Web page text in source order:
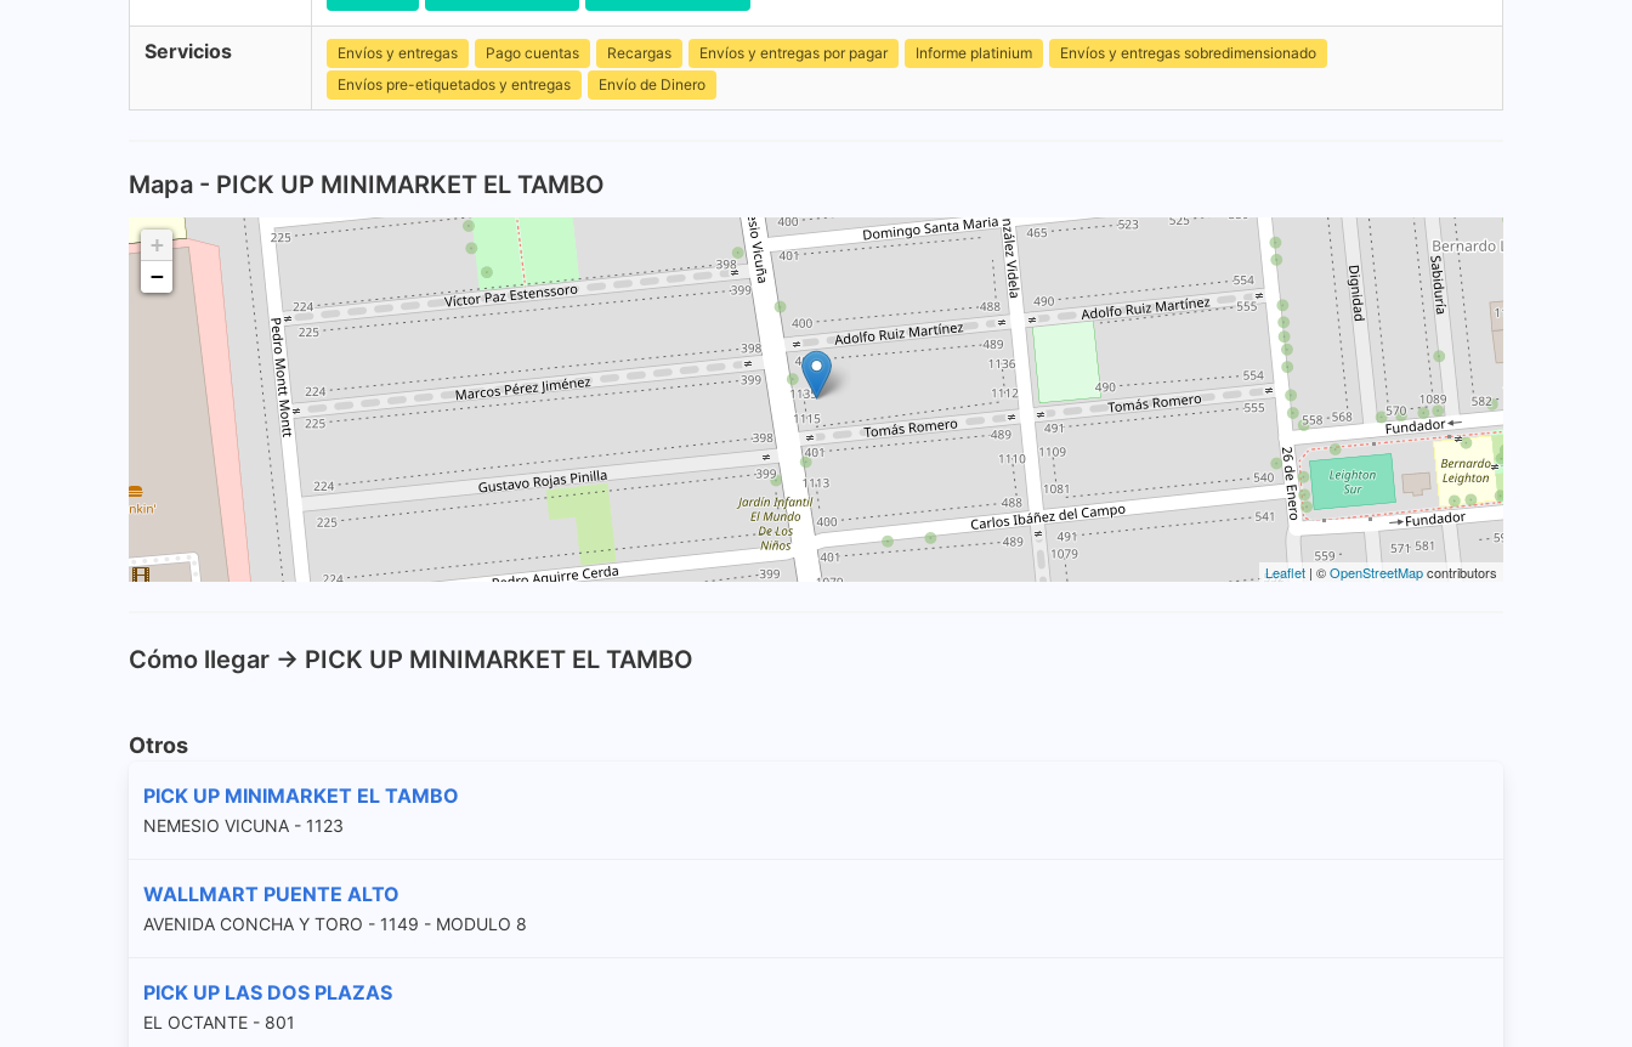
Servicios Envíos y entregas Pago cuentas Recargas Envíos y entregas por pagar Informe platinium
Envíos y entregas sobredimensionado
Envíos pre-etiquetados y entregas
Envío de Dinero
Mapa - PICK UP MINIMARKET EL TAMBO
+
−
Leaflet | ©OpenStreetMapcontributors
Cómo llegar -> PICK UP MINIMARKET EL TAMBO
Otros
PICK UP MINIMARKET EL TAMBO
NEMESIO VICUNA - 1123
WALLMART PUENTE ALTO
AVENIDA CONCHA Y TORO - 1149 - MODULO 8
PICK UP LAS DOS PLAZAS
EL OCTANTE - 801